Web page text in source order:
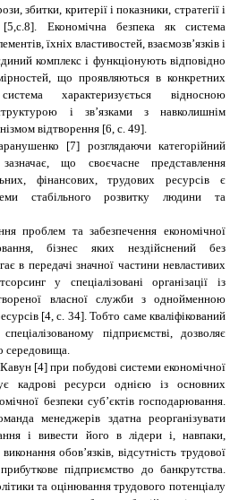
збитки, критерії і показники, стратегії і
[5,c.8]. Економічна безпека як система
їхніх властивостей, взаємозв’язків і
комплекс і функціонують відповідно
що проявляються в конкретних
характеризується відносною
і зв’язками з навколишнім
відтворення [6, с. 49].
[7] розглядаючи категорійний
що своєчасне представлення
фінансових, трудових ресурсів є
стабільного розвитку людини та
проблем та забезпечення економічної
бізнес яких нездійснений без
в передачі значної частини невластивих
у спеціалізовані організації із
власної служби з однойменною
[4, с. 34]. Тобто саме кваліфікований
підприємстві, дозволяє
середовища.
[4] при побудові системи економічної
кадрові ресурси однією із основних
безпеки суб’єктів господарювання.
менеджерів здатна реорганізувати
і вивести його в лідери і, навпаки,
обов’язків, відсутність трудової
підприємство до банкрутства.
та оцінювання трудового потенціалу